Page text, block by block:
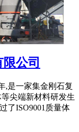
公司
,是一家集金刚石复
尖端新材料研发生
了ISO9001质量体